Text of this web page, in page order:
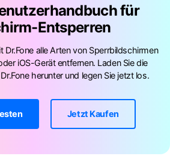
Dr.Fone-Lösungen
erhalten
Anmelden
für
Entsperren
Dr.Fone alle Arten von Sperrbildschirmen
iOS-Gerät entfernen. Laden Sie die
herunter und legen Sie jetzt los.
Jetzt Kaufen